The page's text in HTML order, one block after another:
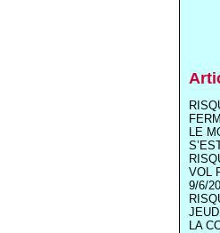
LE
VOL
9/6/
LA